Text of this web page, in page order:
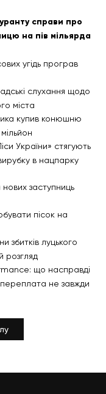
справи про
на пів мільярда
угідь програв
слухання щодо
міста
купив конюшню
України» стягують
в нацпарку
заступниць
пісок на
збитків луцького
розгляд
що насправді
не завжди